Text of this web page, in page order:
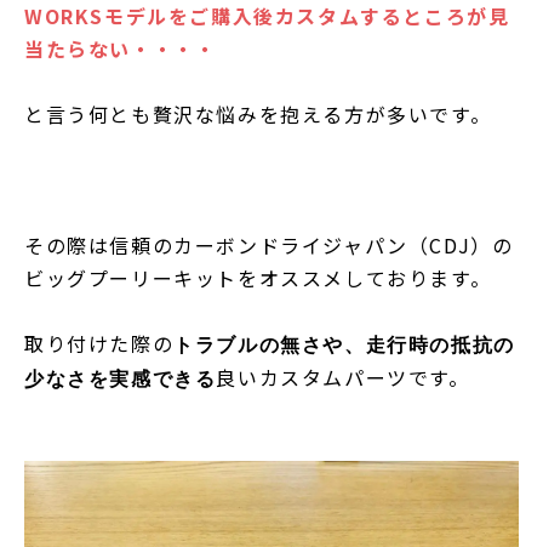
WORKSモデルをご購入後カスタムするところが見
当たらない・・・・
と言う何とも贅沢な悩みを抱える方が多いです。
その際は信頼のカーボンドライジャパン（CDJ）の
ビッグプーリーキットをオススメしております。
取り付けた際の トラブルの無さや、走行時の抵抗の
少なさを実感できる 良いカスタムパーツです。